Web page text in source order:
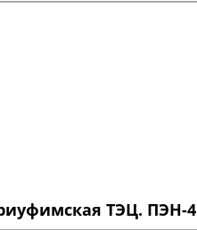
ТЭЦ. ПЭН-4